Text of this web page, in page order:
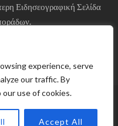
experience, serve
our traffic. By
use of cookies.
Accept All
Ειδησεογραφική Σελίδα
απορρήτου